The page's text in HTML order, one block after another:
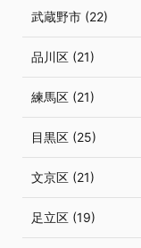
武蔵野市 (22)
品川区 (21)
練馬区 (21)
目黒区 (25)
文京区 (21)
足立区 (19)